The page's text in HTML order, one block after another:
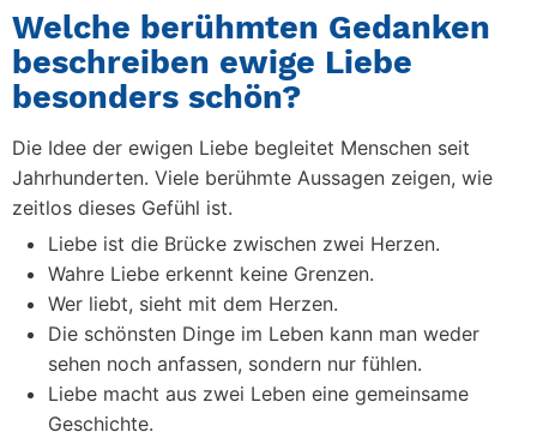
Welche berühmten Gedanken
beschreiben ewige Liebe
besonders schön?
Die Idee der ewigen Liebe begleitet Menschen seit
Jahrhunderten. Viele berühmte Aussagen zeigen, wie
zeitlos dieses Gefühl ist.
Liebe ist die Brücke zwischen zwei Herzen.
Wahre Liebe erkennt keine Grenzen.
Wer liebt, sieht mit dem Herzen.
Die schönsten Dinge im Leben kann man weder
sehen noch anfassen, sondern nur fühlen.
Liebe macht aus zwei Leben eine gemeinsame
Geschichte.